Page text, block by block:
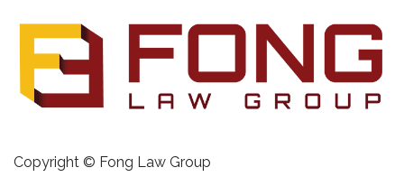
Copyright © Fong Law Group